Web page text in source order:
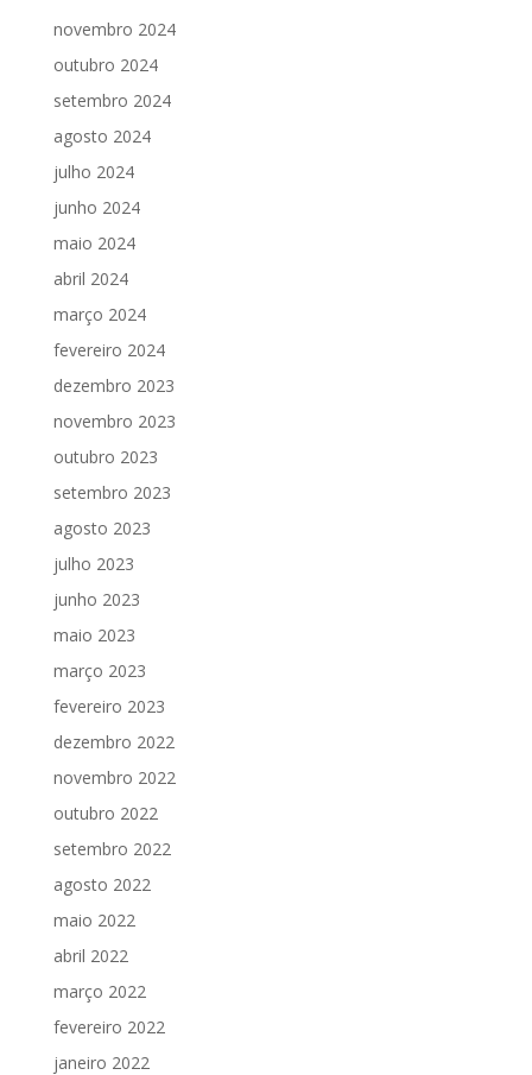
novembro 2024
outubro 2024
setembro 2024
agosto 2024
julho 2024
junho 2024
maio 2024
abril 2024
março 2024
fevereiro 2024
dezembro 2023
novembro 2023
outubro 2023
setembro 2023
agosto 2023
julho 2023
junho 2023
maio 2023
março 2023
fevereiro 2023
dezembro 2022
novembro 2022
outubro 2022
setembro 2022
agosto 2022
maio 2022
abril 2022
março 2022
fevereiro 2022
janeiro 2022